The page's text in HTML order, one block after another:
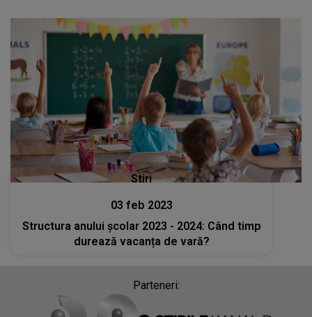
Stiri
03 feb 2023
Structura anului școlar 2023 - 2024: Când timp
durează vacanța de vară?
Parteneri: